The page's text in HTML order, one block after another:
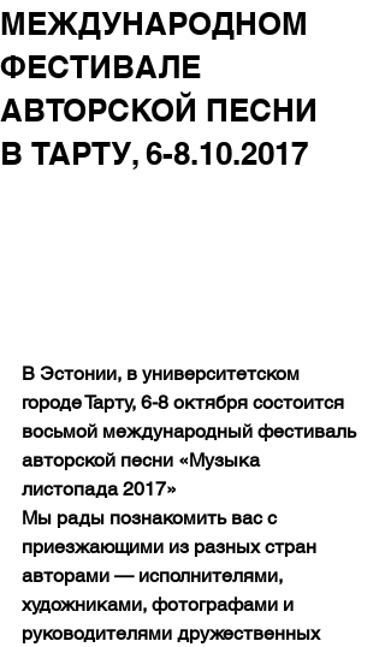
МЕЖДУНАРОДНОМ
ФЕСТИВАЛЕ
АВТОРСКОЙ ПЕСНИ
В ТАРТУ, 6-8.10.2017
В Эстонии, в университетском
городе Тарту, 6-8 октября состоится
восьмой международный фестиваль
авторской песни «Музыка
листопада 2017»
Мы рады познакомить вас с
приезжающими из разных стран
авторами — исполнителями,
художниками, фотографами и
руководителями дружественных